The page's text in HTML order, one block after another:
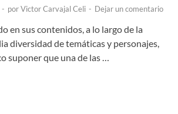
- porVictor Carvajal Celi - Dejar un comentario
en sus contenidos, a lo largo de la
diversidad de temáticas y personajes,
suponer que una de las …